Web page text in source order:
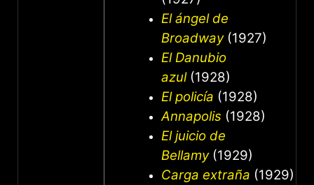
El ángel de
Broadway(1927)
El Danubio
azul(1928)
El policía (1928)
Annapolis (1928)
El juicio de
Bellamy(1929)
Carga extraña (1929)